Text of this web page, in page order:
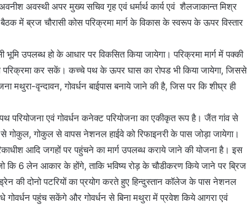
अवस्थी अपर मुख्य सचिव गृह एवं धर्मार्थ कार्य एवं शैलजाकान्त मिश्र
बैठक में ब्रज चौरासी कोस परिक्रमा मार्ग के विकास के स्वरूप के ऊपर विस्तार
उपलब्ध हो के आधार पर विकसित किया जायेगा। परिक्रमा मार्ग में पक्की
कर सकें। कच्चे पथ के ऊपर घास का रोपड भी किया जायेगा, जिससे
मथुरा-वृन्दावन, गोवर्धन बाईपास बनाये जाने की है, जिस पर कि शीघ्र ही
पथ परियोजना एवं गोवर्धन कनेक्ट परियोजना का एकीकृत रूप है। जैंत गांव से
गोकुल से वापस नेशनल हाईवे को रिफाइनरी के पास जोड़ा जायेगा।
आदि जगहों पर पहुंचने का मार्ग उपलब्ध कराये जाने की योजना है। इस
कि 6 लेन आकार के होंगे, ताकि भविष्य रोड़ के चौडीकरण किये जाने पर ब्रिज
की दोनो पटरियों का प्रयोग करते हुए हिन्दुस्तान कॉलेज के पास नेशनल
पहुंच सकेंगे और गोवर्धन से बिना मथुरा में प्रवेश किये आगरा एवं